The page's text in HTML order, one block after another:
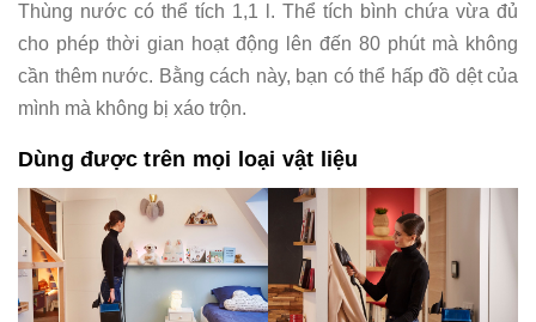
Thùng nước có thể tích 1,1 l. Thể tích bình chứa vừa đủ
cho phép thời gian hoạt động lên đến 80 phút mà không
cần thêm nước. Bằng cách này, bạn có thể hấp đồ dệt của
mình mà không bị xáo trộn.
Dùng được trên mọi loại vật liệu